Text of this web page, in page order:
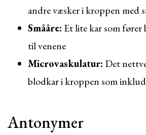
andre væsker i kroppen med
Smååre: Et lite kar som fører
til venene
Microvaskulatur: Det
blodkar i kroppen som
Antonymer